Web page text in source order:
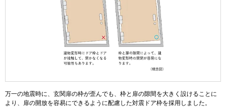
万一の地震時に、玄関扉の枠が歪んでも、枠と扉の隙間を大きく設けることに
より、扉の開放を容易にできるように配慮した対震ドア枠を採用しました。